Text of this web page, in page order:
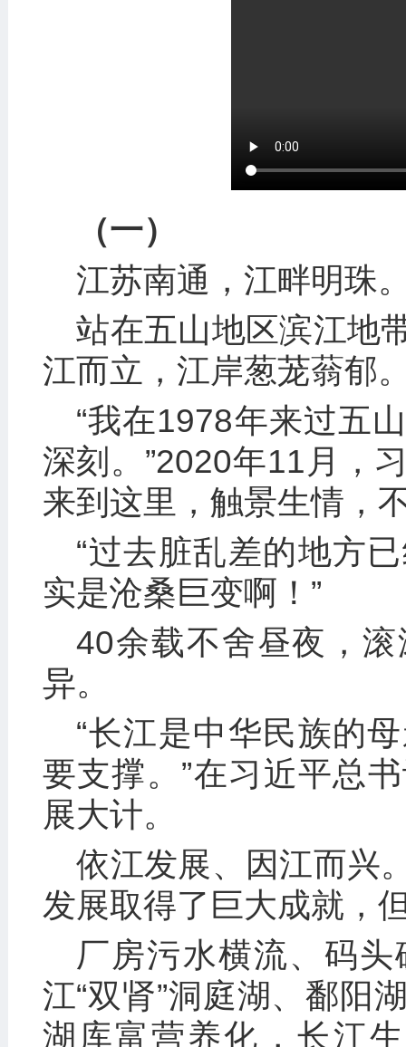
（一）
江苏南通，江畔明珠
站在五山地区滨江地
江而立，江岸葱茏蓊郁
“我在1978年来过五
深刻。”2020年11月，
来到这里，触景生情，
“过去脏乱差的地方
实是沧桑巨变啊！”
40余载不舍昼夜，
异。
“长江是中华民族的
要支撑。”在习近平总
展大计。
依江发展、因江而兴
发展取得了巨大成就
厂房污水横流、码
江“双肾”洞庭湖、鄱阳
湖库富营养化，长江